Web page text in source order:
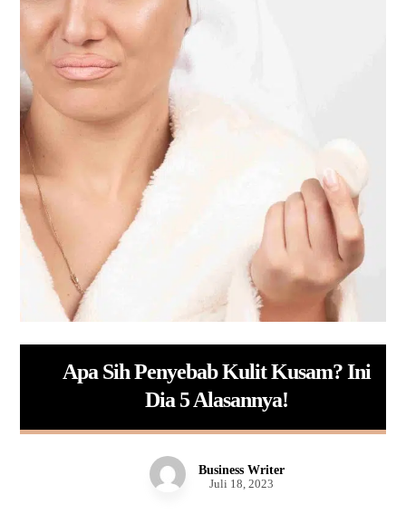
Apa Sih Penyebab Kulit Kusam? Ini
Dia 5 Alasannya!
Business Writer
Juli 18, 2023